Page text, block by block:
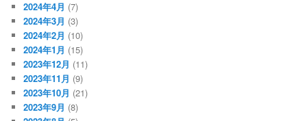
2024年4月 (7)
2024年3月 (3)
2024年2月 (10)
2024年1月 (15)
2023年12月 (11)
2023年11月 (9)
2023年10月 (21)
2023年9月 (8)